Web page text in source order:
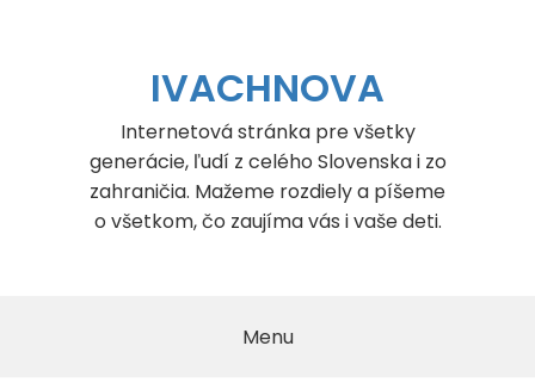
IVACHNOVA
Internetová stránka pre všetky
generácie, ľudí z celého Slovenska i zo
zahraničia. Mažeme rozdiely a píšeme
o všetkom, čo zaujíma vás i vaše deti.
Menu